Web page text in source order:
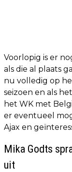
Voorlopig is er
als die al plaats
nu volledig op
seizoen en als
het WK met
er eventueel
Ajax en
Mika Godts
uit